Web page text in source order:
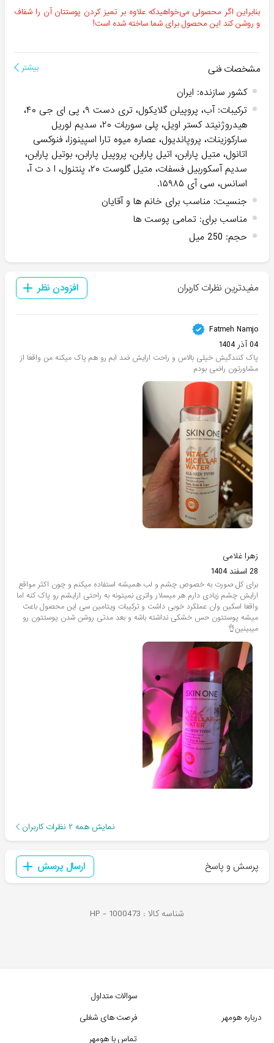
بنابراین اگر محصولی می‌خواهیدکه علاوه بر تمیز کردن پوستتان آن را شفاف
و روشن کند این محصول برای شما ساخته شده است!
مشخصات فنی بیشتر
کشور سازنده: ایران
ترکیبات:
آب، پروپیلن گلایکول، تری دست ۹، پی ای جی ۴۰،
هیدروژنیتد کستر اویل، پلی سوربات ۲۰، سدیم لوریل
سارکوزینات، پروپاندیول، عصاره میوه تارا اسپینوزا، فنوکسی
اتانول، متیل پارابن، اتیل پارابن، پروپیل پارابن، بوتیل پارابن،
سدیم آسکوربیل فسفات، متیل گلوست ۲۰، پنتنول، ا د ت آ،
اسانس، سی آی ۱۵۹۸۵.
جنسیت: مناسب برای خانم ها و آقایان
مناسب برای: تمامی پوست ها
حجم: 250 میل
مفیدترین نظرات کاربران افزودن نظر
Fatmeh Namjo
04 آذر 1404
پاک کنندگیش خیلی بالاس و راحت ارایش ضد ابم رو هم پاک میکنه من واقعا از
مشاورتون راضی بودم
زهرا غلامی
28 اسفند 1404
برای کل صورت به خصوص چشم و لب همیشه استفاده میکنم و چون اکثر مواقع
ارایش چشم زیادی دارم هر میسلار واتری نمیتونه به راحتی ارایشم رو پاک کنه اما
واقعا اسکین وان عملکرد خوبی داشت و ترکیبات ویتامین سی این محصول باعث
میشه پوستتون حس خشکی نداشته باشه و بعد مدتی روشن شدن پوستتون رو
میبینین👌
نمایش همه ۲ نظرات کاربران
پرسش و پاسخ ارسال پرسش
شناسه کالا : HP - 1000473
درباره هومهر
سوالات متداول
فرصت های شغلی
تماس با هومهر